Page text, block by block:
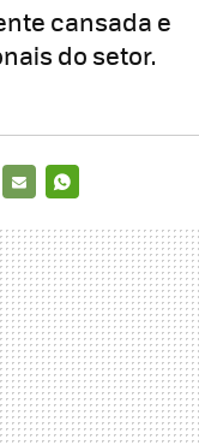
cansada e
do setor.
MAIL